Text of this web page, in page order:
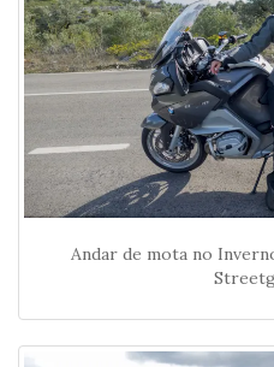
Andar de mota no